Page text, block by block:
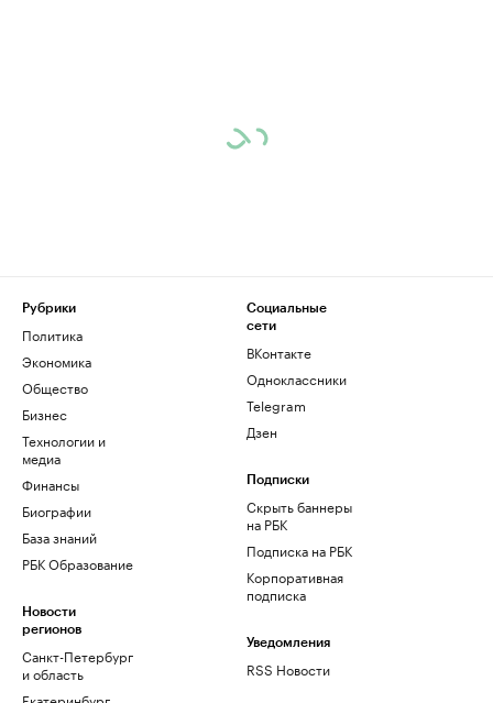
Рубрики
Политика
Экономика
Общество
Бизнес
Технологии и
медиа
Финансы
Биографии
База знаний
РБК Образование
Новости
регионов
Санкт-Петербург
и область
Социальные
сети
ВКонтакте
Одноклассники
Telegram
Дзен
Подписки
Скрыть баннеры
на РБК
Подписка на РБК
Корпоративная
подписка
Уведомления
RSS Новости